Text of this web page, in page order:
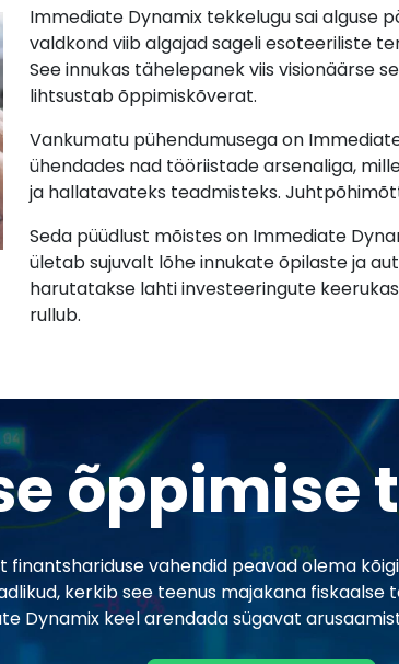
Immediate Dynamix tekkelugu sai alguse
valdkond viib algajad sageli esoteeriliste
See innukas tähelepanek viis visionäärse
lihtsustab õppimiskõverat.
Vankumatu pühendumusega on
ühendades nad tööriistade arsenaliga,
ja hallatavateks teadmisteks.
Seda püüdlust mõistes on Immediate
ületab sujuvalt lõhe innukate õpilaste ja
harutatakse lahti investeeringute
rullub.
õppimise
vahendid peavad olema
kerkib see teenus majakana
Dynamix keel arendada sügavat